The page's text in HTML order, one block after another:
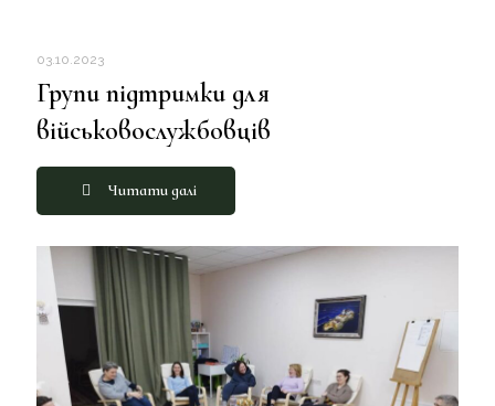
03.10.2023
Групи підтримки для
військовослужбовців
Читати далі